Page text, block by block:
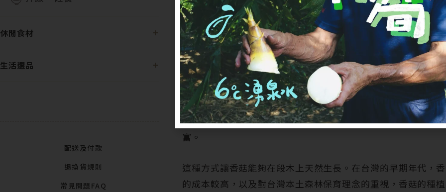
休閒食材
生活選品
配送及付款
退換貨規則
常見問題FAQ
段木香菇風味鹽是一種獨特的風味調味品，融合了濃郁的香菇
特滋味。這款風味鹽結合了香菇的鮮美和段木的木質香氣，成
‧段木香菇是
「段木香菇」是一種種植在椴木上的香菇，又稱為原木菇、椴
環境的生長方式。每一朵段木香菇都在陽光的照射和露水的滋
富。
這種方式讓香菇能夠在段木上天然生長。在台灣的早期年代，
的成本較高，以及對台灣本土森林保育理念的重視，香菇的種